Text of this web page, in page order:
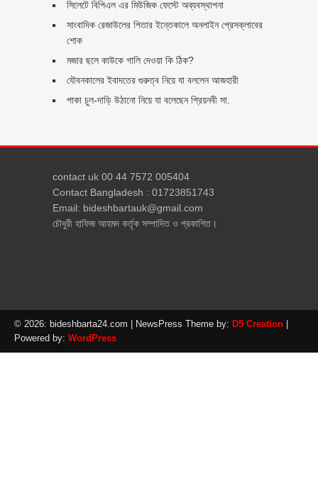
সিলেটে বিপিএল এর মিউজিক ফেস্টে অব্যবস্থাপনা
সাংবাদিক রেজাউলের পিতার ইন্তেকালে অনলাইন প্রেসক্লাবের
শোক
মজার ছলে কাউকে গালি দেওয়া কি ঠিক?
যৌবনকালের ইবাদতের গুরুত্ব নিয়ে যা বললেন আজহারী
পাকা চুল-দাড়ি উঠানো নিয়ে যা বলেছেন প্রিয়নবী সা.
contact uk 00 44 7572 005404
Contact Bangladesh : 01723851743
Email: bideshbartauk@gmail.com
চৌধুরী হাফিজ আহমদ কর্তৃক সম্পাদিত ও প্রকাশিত।
© 2026: bideshbarta24.com | NewsPress Theme by: D5 Creation
Powered by: WordPress